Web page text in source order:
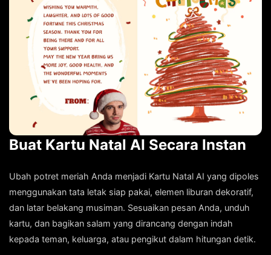
Buat Kartu Natal AI Secara Instan
Ubah potret meriah Anda menjadi Kartu Natal AI yang dipoles
menggunakan tata letak siap pakai, elemen liburan dekoratif,
dan latar belakang musiman. Sesuaikan pesan Anda, unduh
kartu, dan bagikan salam yang dirancang dengan indah
kepada teman, keluarga, atau pengikut dalam hitungan detik.